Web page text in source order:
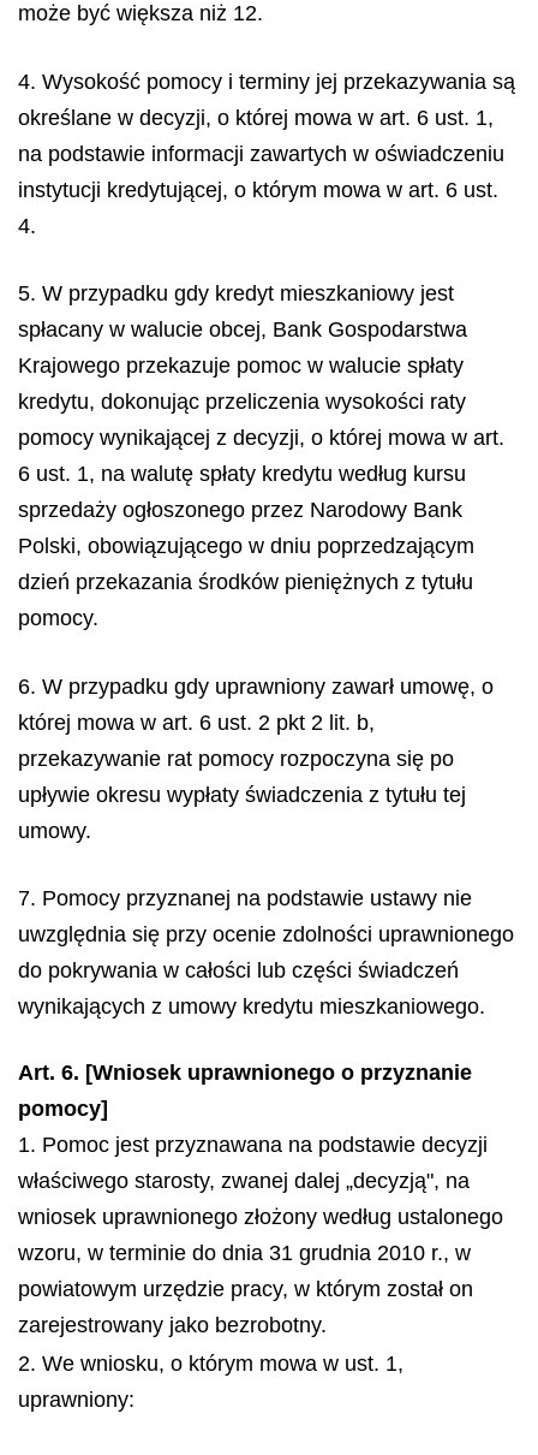
może być większa niż 12.
4. Wysokość pomocy i terminy jej przekazywania są
określane w decyzji, o której mowa w art. 6 ust. 1,
na podstawie informacji zawartych w oświadczeniu
instytucji kredytującej, o którym mowa w art. 6 ust.
4.
5. W przypadku gdy kredyt mieszkaniowy jest
spłacany w walucie obcej, Bank Gospodarstwa
Krajowego przekazuje pomoc w walucie spłaty
kredytu, dokonując przeliczenia wysokości raty
pomocy wynikającej z decyzji, o której mowa w art.
6 ust. 1, na walutę spłaty kredytu według kursu
sprzedaży ogłoszonego przez Narodowy Bank
Polski, obowiązującego w dniu poprzedzającym
dzień przekazania środków pieniężnych z tytułu
pomocy.
6. W przypadku gdy uprawniony zawarł umowę, o
której mowa w art. 6 ust. 2 pkt 2 lit. b,
przekazywanie rat pomocy rozpoczyna się po
upływie okresu wypłaty świadczenia z tytułu tej
umowy.
7. Pomocy przyznanej na podstawie ustawy nie
uwzględnia się przy ocenie zdolności uprawnionego
do pokrywania w całości lub części świadczeń
wynikających z umowy kredytu mieszkaniowego.
Art. 6. [Wniosek uprawnionego o przyznanie
pomocy]
1. Pomoc jest przyznawana na podstawie decyzji
właściwego starosty, zwanej dalej „decyzją", na
wniosek uprawnionego złożony według ustalonego
wzoru, w terminie do dnia 31 grudnia 2010 r., w
powiatowym urzędzie pracy, w którym został on
zarejestrowany jako bezrobotny.
2. We wniosku, o którym mowa w ust. 1,
uprawniony: